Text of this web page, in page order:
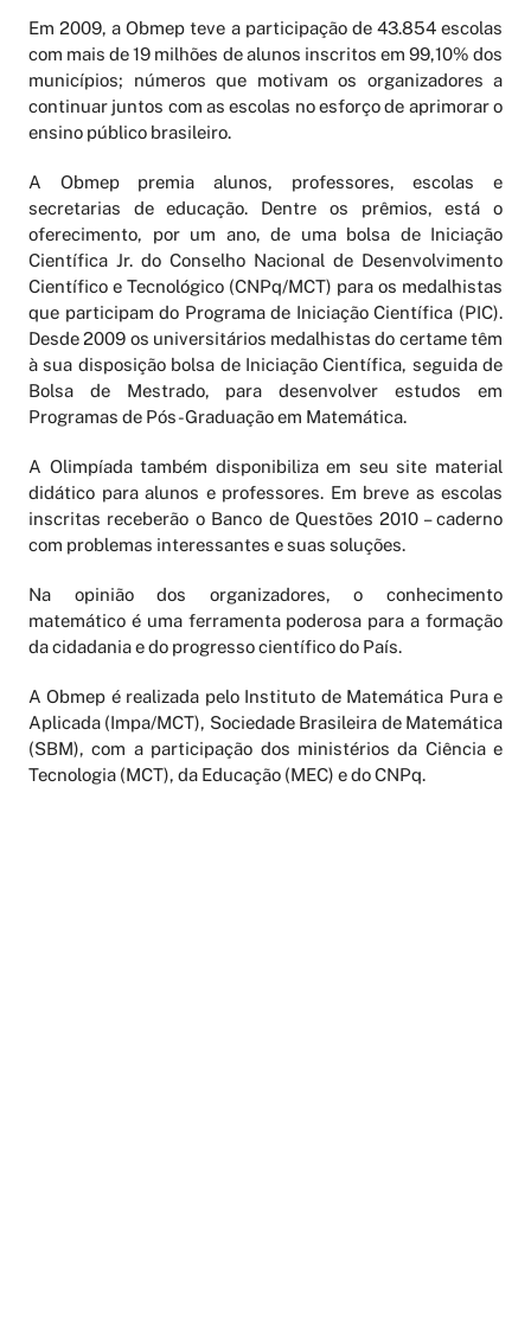
Em 2009, a Obmep teve a participação de 43.854 escolas
com mais de 19 milhões de alunos inscritos em 99,10% dos
municípios; números que motivam os organizadores a
continuar juntos com as escolas no esforço de aprimorar o
ensino público brasileiro.
A Obmep premia alunos, professores, escolas e
secretarias de educação. Dentre os prêmios, está o
oferecimento, por um ano, de uma bolsa de Iniciação
Científica Jr. do Conselho Nacional de Desenvolvimento
Científico e Tecnológico (CNPq/MCT) para os medalhistas
que participam do Programa de Iniciação Científica (PIC).
Desde 2009 os universitários medalhistas do certame têm
à sua disposição bolsa de Iniciação Científica, seguida de
Bolsa de Mestrado, para desenvolver estudos em
Programas de Pós-Graduação em Matemática.
A Olimpíada também disponibiliza em seu site material
didático para alunos e professores. Em breve as escolas
inscritas receberão o Banco de Questões 2010 – caderno
com problemas interessantes e suas soluções.
Na opinião dos organizadores, o conhecimento
matemático é uma ferramenta poderosa para a formação
da cidadania e do progresso científico do País.
A Obmep é realizada pelo Instituto de Matemática Pura e
Aplicada (Impa/MCT), Sociedade Brasileira de Matemática
(SBM), com a participação dos ministérios da Ciência e
Tecnologia (MCT), da Educação (MEC) e do CNPq.